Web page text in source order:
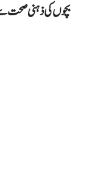
بچوں کی ذہنی صحت سے متعلق کیس: